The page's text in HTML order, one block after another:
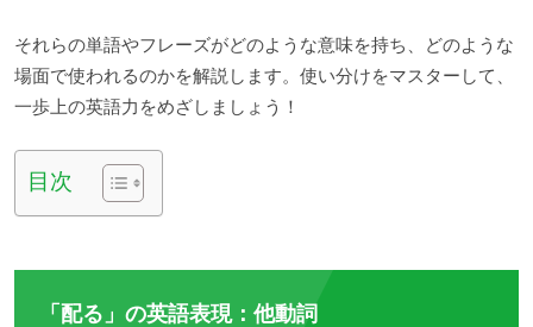
それらの単語やフレーズがどのような意味を持ち、どのような
場面で使われるのかを解説します。使い分けをマスターして、
一歩上の英語力をめざしましょう！
目次
「配る」の英語表現：他動詞